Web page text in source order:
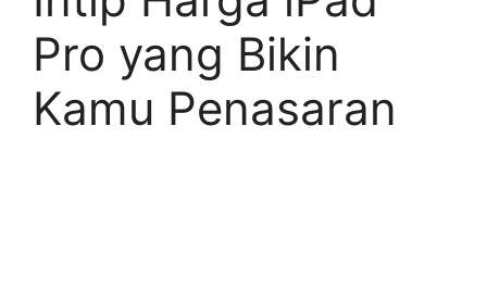
Pro yang Bikin
Kamu Penasaran